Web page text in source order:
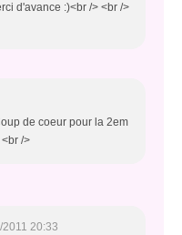
d'avance :)<br /> <br />
de coeur pour la 2em
/>
20:33